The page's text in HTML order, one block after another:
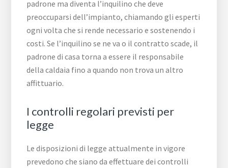
padrone ma diventa l’inquilino che deve
preoccuparsi dell’impianto, chiamando gli esperti
ogni volta che si rende necessario e sostenendo i
costi. Se l’inquilino se ne va o il contratto scade, il
padrone di casa torna a essere il responsabile
della caldaia fino a quando non trova un altro
affittuario.
I controlli regolari previsti per
legge
Le disposizioni di legge attualmente in vigore
prevedono che siano da effettuare dei controlli